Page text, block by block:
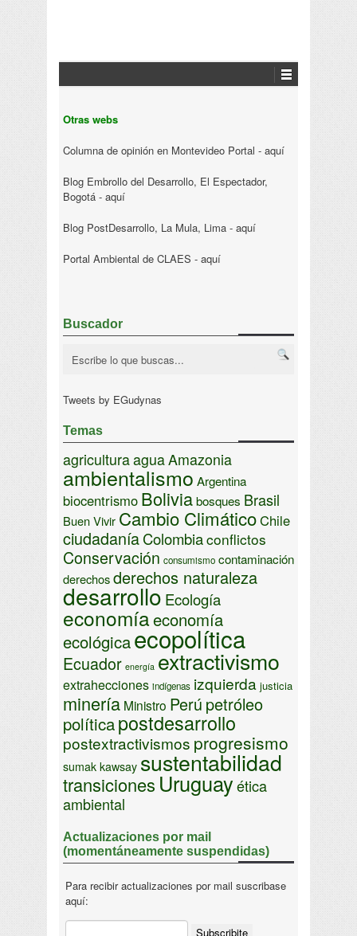
Otras webs
Columna de opinión en Montevideo Portal - aquí
Blog Embrollo del Desarrollo, El Espectador,
Bogotá - aquí
Blog PostDesarrollo, La Mula, Lima - aquí
Portal Ambiental de CLAES - aquí
Buscador
Tweets by EGudynas
Temas
agriculturaaguaAmazonia
ambientalismo Argentina
biocentrismo Boliviabosques Brasil
Buen Vivir Cambio ClimáticoChile
ciudadaníaColombiaconflictos
Conservación consumismo contaminación
derechosderechos naturaleza
desarrollo Ecología
economíaeconomía
ecológicaecopolítica
Ecuador energía extractivismo
extrahecciones indígenas izquierda justicia
minería Ministro Perú petróleo
políticapostdesarrollo
postextractivismos progresismo
sumak kawsay sustentabilidad
transiciones Uruguayética
ambiental
Actualizaciones por mail
(momentáneamente suspendidas)
Para recibir actualizaciones por mail suscribase
aquí: